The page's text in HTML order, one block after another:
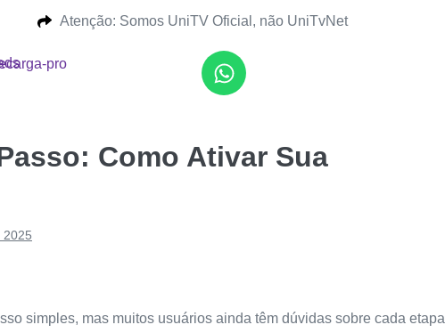
Atenção: Somos UniTV Oficial, não UniTvNet
Como Ativar Sua
2025
simples, mas muitos usuários ainda têm dúvidas sobre cada etapa